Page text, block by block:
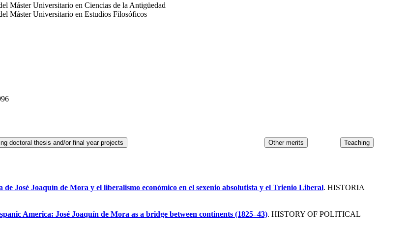
Máster Universitario en Ciencias de la Antigüedad
Máster Universitario en Estudios Filosóficos
de José Joaquín de Mora y el liberalismo económico en el sexenio absolutista y el Trienio Liberal. HISTORIA
America: José Joaquín de Mora as a bridge between continents (1825–43). HISTORY OF POLITICAL